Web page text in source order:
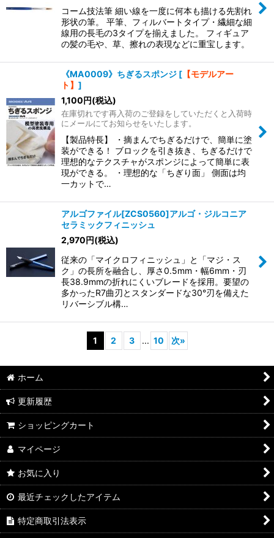
コーム技法筆 細い線を一度に何本も描ける先割れ
形状の筆。 平筆、フィルバートタイプ・繊細な細
線用の長毛の3タイプを揃えました。 フィギュア
の髪の毛や、草、擦れの表現などに重宝します。
《MA0009》ちぎるスポンジ [ 【モデルアー
ト】 ]
1,100円(税込)
在庫切れです再入荷のご登録をしていただくと入荷時
にメールにてお知らせをいたします。
【製品特長】 ・摘まんでちぎるだけで、簡単に塗
装ができる！ ブロックを引き抜き、ちぎるだけで
理想的なテクスチャがスポンジによって簡単に表
現ができる。 ・理想的な「ちぎり面」 側面は均
一カットで…
アルゴファイル[ZCS0560]アルゴ・ジルコニア
セラミックフィニッシュ
2,970円(税込)
従来の「マイクロフィニッシュ」と「マジ・ス
ク」の長所を融合し、厚さ0.5mm・幅6mm・刃
長38.9mmの折れにくいブレードを採用。要望の
多かったR7曲刃とスタンダードな30°刃を備えた
リバーシブル構…
1 2 3 ... 10 次»
ホーム
更新履歴
ショッピングカート
マイページ
お気に入り
最近チェックしたアイテム
特定商取引法表示